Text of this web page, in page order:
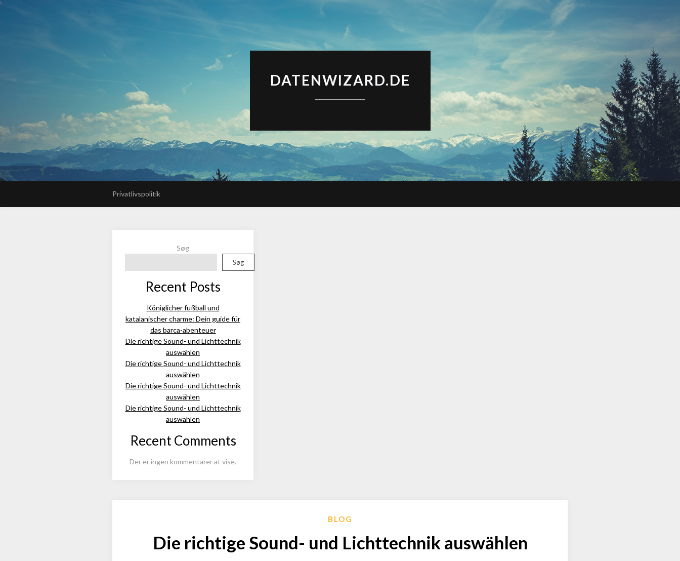
DATENWIZARD.DE
Privatlivspolitik
Søg
Søg
Recent Posts
Königlicher fußball und
katalanischer charme: Dein guide für
das barca-abenteuer
Die richtige Sound- und Lichttechnik
auswählen
Die richtige Sound- und Lichttechnik
auswählen
Die richtige Sound- und Lichttechnik
auswählen
Die richtige Sound- und Lichttechnik
auswählen
Recent Comments
Der er ingen kommentarer at vise.
BLOG
Die richtige Sound- und Lichttechnik auswählen